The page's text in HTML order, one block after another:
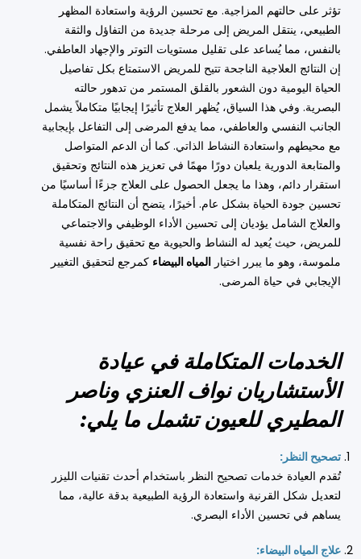
تؤثر على حالتهم المزاجية. مع تحسين الرؤية واستعادة المظهر
الطبيعي، ينتقل المريض إلى مرحلة جديدة من التفاؤل والثقة
بالنفس، مما يُساعد على تقليل مستويات التوتر والإجهاد العاطفي.
إن النتائج العلاجية الناجحة تتيح للمريض الاستمتاع بكل تفاصيل
الحياة اليومية دون الشعور بالقلق المستمر من تدهور حالته
البصرية. وفي هذا السياق، يُظهر العلاج تأثيرًا إيجابيًا متكاملاً يشمل
الجانب النفسي والعاطفي، مما يدفع المرضى إلى التفاعل بإيجابية
مع محيطهم واستعادة النشاط الذاتي. كما أن الدعم المتواصل
والمتابعة الدورية يلعبان دورًا مهمًا في تعزيز هذه النتائج وتحقيق
استقرار دائم، وهذا ما يجعل الحصول على العلاج جزءًا أساسيًا من
تحسين جودة الحياة بشكل عام. أخيرًا، يتضح أن النتائج المتكاملة
والعلاج الشامل يؤديان إلى تحسين الأداء الوظيفي والاجتماعي
للمريض، حيث يُعيد له النشاط والحيوية مع تحقيق راحة نفسية
ملموسة، وهو ما يبرر اختيار المياه البيضاء كمرجع لتحقيق التغيير
الإيجابي في حياة المرضى.
الخدمات المتكاملة في عيادة
الأستشاريان نواف العنزي وناصر
المطيري للعيون تشمل ما يلي:
تصحيح النظر:
تُقدم العيادة خدمات تصحيح النظر باستخدام أحدث تقنيات الليزر
لتعديل شكل القرنية واستعادة الرؤية الطبيعية بدقة عالية، مما
يساهم في تحسين الأداء البصري.
علاج المياه البيضاء: